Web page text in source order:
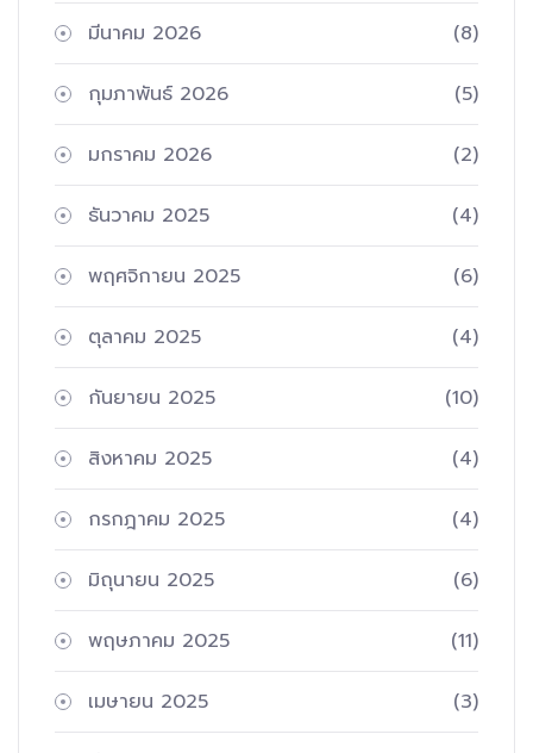
มีนาคม 2026 (8)
กุมภาพันธ์ 2026 (5)
มกราคม 2026 (2)
ธันวาคม 2025 (4)
พฤศจิกายน 2025 (6)
ตุลาคม 2025 (4)
กันยายน 2025 (10)
สิงหาคม 2025 (4)
กรกฎาคม 2025 (4)
มิถุนายน 2025 (6)
พฤษภาคม 2025 (11)
เมษายน 2025 (3)